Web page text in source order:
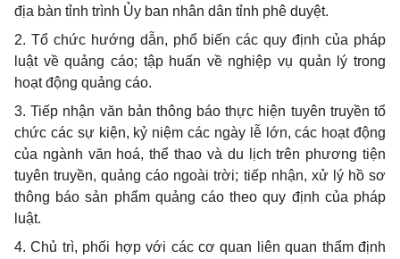
địa bàn tỉnh trình Ủy ban nhân dân tỉnh phê duyệt.
2. Tổ chức hướng dẫn, phổ biến các quy định của pháp
luật về quảng cáo; tập huấn về nghiệp vụ quản lý trong
hoạt động quảng cáo.
3. Tiếp nhận văn bản thông báo thực hiện tuyên truyền tổ
chức các sự kiện, kỷ niệm các ngày lễ lớn, các hoạt động
của ngành văn hoá, thể thao và du lịch trên phương tiện
tuyên truyền, quảng cáo ngoài trời; tiếp nhận, xử lý hồ sơ
thông báo sản phẩm quảng cáo theo quy định của pháp
luật.
4. Chủ trì, phối hợp với các cơ quan liên quan thẩm định